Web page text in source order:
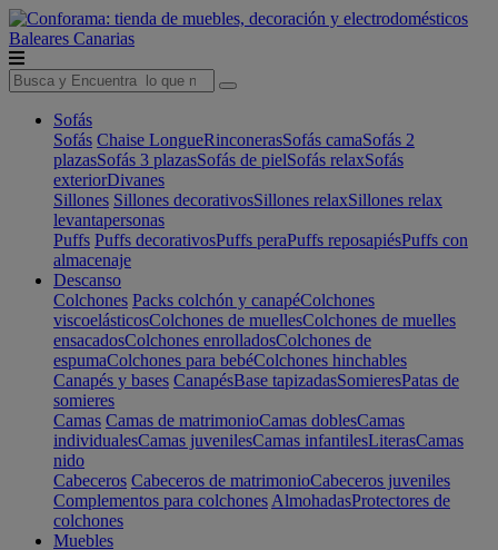
Baleares Canarias
Sofás
Sofás Chaise LongueRinconerasSofás camaSofás 2
plazasSofás 3 plazasSofás de pielSofás relaxSofás
exteriorDivanes
Sillones Sillones decorativosSillones relaxSillones relax
levantapersonas
Puffs Puffs decorativosPuffs peraPuffs reposapiésPuffs con
almacenaje
Descanso
Colchones Packs colchón y canapéColchones
viscoelásticosColchones de muellesColchones de muelles
ensacadosColchones enrolladosColchones de
espumaColchones para bebéColchones hinchables
Canapés y bases CanapésBase tapizadasSomieresPatas de
somieres
Camas Camas de matrimonioCamas doblesCamas
individualesCamas juvenilesCamas infantilesLiterasCamas
nido
Cabeceros Cabeceros de matrimonioCabeceros juveniles
Complementos para colchones AlmohadasProtectores de
colchones
Muebles